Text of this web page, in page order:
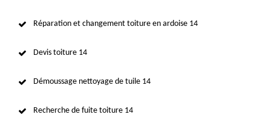
Réparation et changement toiture en ardoise 14
Devis toiture 14
Démoussage nettoyage de tuile 14
Recherche de fuite toiture 14